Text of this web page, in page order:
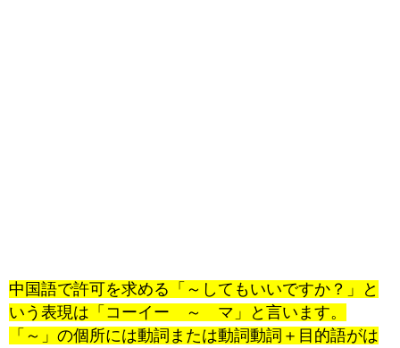
中国語で許可を求める「～してもいいですか？」と
いう表現は「コーイー ～ マ」と言います。
「～」の個所には動詞または動詞動詞＋目的語がは